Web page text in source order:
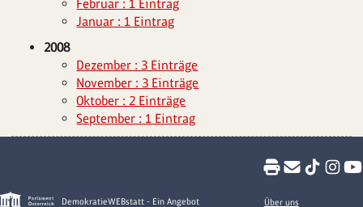
Februar : 1 Eintrag
Januar : 1 Eintrag
2008
Dezember : 3 Einträge
November : 3 Einträge
Oktober : 2 Einträge
September : 1 Eintrag
DemokratieWEBstatt - Ein Angebot Über uns